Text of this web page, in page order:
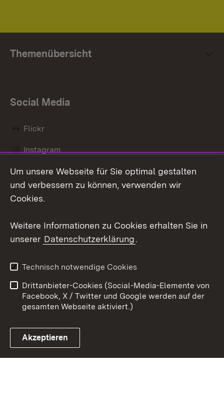
Themenübersicht
Social Media
Flickr
Instagram
Social Wall
Link zum Landesportal
Barrierefreiheit
Benutzungshinweise
Impressum
Cookies
Um unsere Webseite für Sie optimal gestalten
und verbessern zu können, verwenden wir
Cookies.
Weitere Informationen zu Cookies erhalten Sie in
unserer Datenschutzerklärung.
Technisch notwendige Cookies
Drittanbieter-Cookies (Social-Media-Elemente von
Facebook, X / Twitter und Google werden auf der
gesamten Webseite aktiviert.)
Akzeptieren